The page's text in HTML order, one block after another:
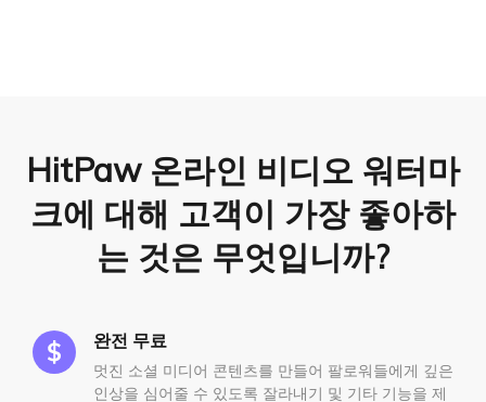
HitPaw 온라인 비디오 워터마
크에 대해 고객이 가장 좋아하
는 것은 무엇입니까?
완전 무료
멋진 소셜 미디어 콘텐츠를 만들어 팔로워들에게 깊은
인상을 심어줄 수 있도록 잘라내기 및 기타 기능을 제